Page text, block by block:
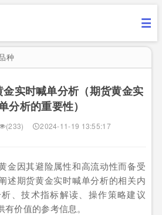
种
实时喊单分析（期货黄金实
分析的重要性）
(233) 2024-11-19 13:55:17
金因其避险属性和高流动性而备受
述期货黄金实时喊单分析的相关内
、技术指标解读、操作策略建议
价值的参考信息。